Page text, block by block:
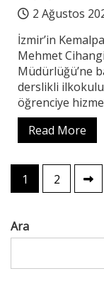
2 Ağustos
İzmir’in
Mehmet
Müdürlüğü’ne
derslikli
öğrenciye
Read More
Yazı
sayfalaması
1 2
Ara